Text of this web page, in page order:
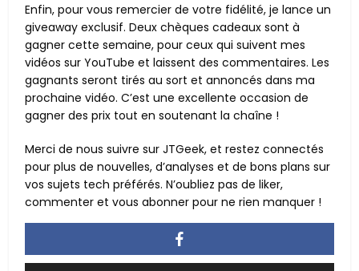
Enfin, pour vous remercier de votre fidélité, je lance un
giveaway exclusif. Deux chèques cadeaux sont à
gagner cette semaine, pour ceux qui suivent mes
vidéos sur YouTube et laissent des commentaires. Les
gagnants seront tirés au sort et annoncés dans ma
prochaine vidéo. C’est une excellente occasion de
gagner des prix tout en soutenant la chaîne !
Merci de nous suivre sur JTGeek, et restez connectés
pour plus de nouvelles, d’analyses et de bons plans sur
vos sujets tech préférés. N’oubliez pas de liker,
commenter et vous abonner pour ne rien manquer !